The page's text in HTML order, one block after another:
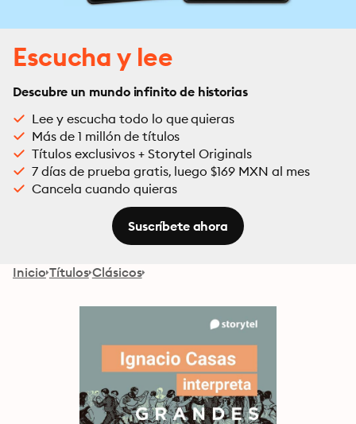
Escucha y lee
Descubre un mundo infinito de historias
Lee y escucha todo lo que quieras
Más de 1 millón de títulos
Títulos exclusivos + Storytel Originals
7 días de prueba gratis, luego $169 MXN al mes
Cancela cuando quieras
Suscríbete ahora
Inicio Títulos Clásicos